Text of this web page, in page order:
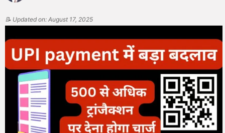
📝 Updated on: August 17, 2025